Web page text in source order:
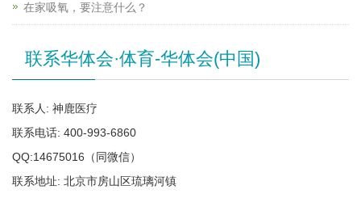
在家吸氧，要注意什么？
联系华体会·体育-华体会(中国)
联系人: 神鹿医疗
联系电话: 400-993-6860
QQ:14675016（同微信）
联系地址: 北京市房山区琉璃河镇